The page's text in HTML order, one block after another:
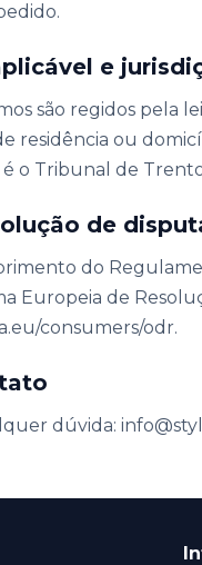
e
são regidos pela
residência ou
é o Tribunal de
de
do
Europeia de
consumers/odr.
dúvida: